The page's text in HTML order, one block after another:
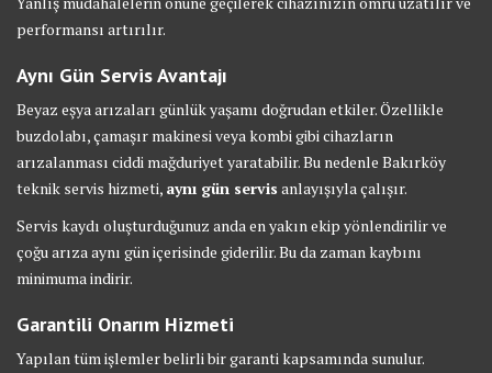
performansı artırılır.
Aynı Gün Servis Avantajı
Beyaz eşya arızaları günlük yaşamı doğrudan etkiler. Özellikle
buzdolabı, çamaşır makinesi veya kombi gibi cihazların
arızalanması ciddi mağduriyet yaratabilir. Bu nedenle Bakırköy
teknik servis hizmeti, aynı gün servis anlayışıyla çalışır.
Servis kaydı oluşturduğunuz anda en yakın ekip yönlendirilir ve
çoğu arıza aynı gün içerisinde giderilir. Bu da zaman kaybını
minimuma indirir.
Garantili Onarım Hizmeti
Yapılan tüm işlemler belirli bir garanti kapsamında sunulur.